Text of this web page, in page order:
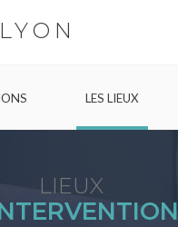
LES LIEUX
LIEUX